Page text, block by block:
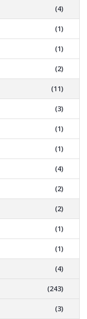
(4)
(1)
(1)
(2)
(11)
(3)
(1)
(1)
(4)
(2)
(2)
(1)
(1)
(4)
(243)
(3)